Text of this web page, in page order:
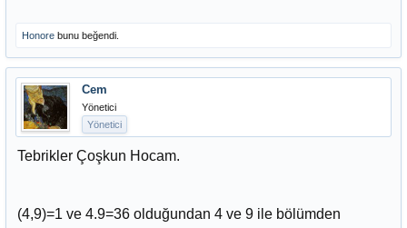
Honore bunu beğendi.
Cem
Yönetici
Yönetici
Tebrikler Çoşkun Hocam.
(4,9)=1 ve 4.9=36 olduğundan 4 ve 9 ile bölümden